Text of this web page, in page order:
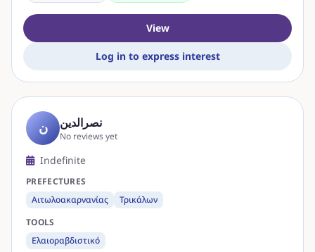
View
Log in to express interest
ن نصرالدين
No reviews yet
Indefinite
PREFECTURES
Αιτωλοακαρνανίας
Τρικάλων
TOOLS
Ελαιοραβδιστικό